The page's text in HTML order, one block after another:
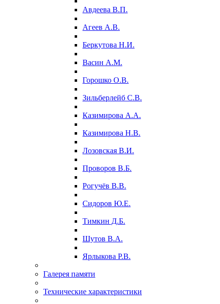
Авдеева В.П.
Агеев А.В.
Беркутова Н.И.
Васин А.М.
Горошко О.В.
Зильберлейб С.В.
Казимирова А.А.
Казимирова Н.В.
Лозовская В.И.
Проворов В.Б.
Рогучёв В.В.
Сидоров Ю.Е.
Тимкин Д.Б.
Шутов В.А.
Ярлыкова Р.В.
Галерея памяти
Технические характеристики